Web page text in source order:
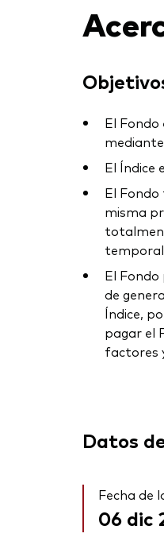
El
El Índice
El
misma
El
de
Índice,
pagar el
factores
Datos
Fecha de
06 dic